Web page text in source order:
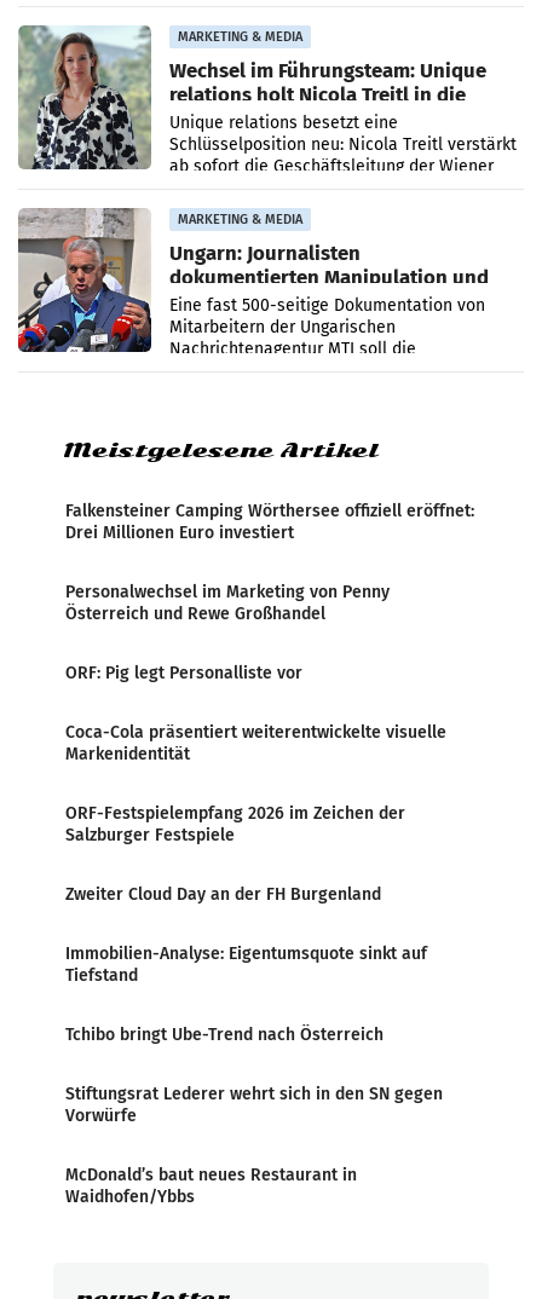
MARKETING & MEDIA
Wechsel im Führungsteam: Unique
relations holt Nicola Treitl in die
Geschäftsleitung
Unique relations besetzt eine
Schlüsselposition neu: Nicola Treitl verstärkt
ab sofort die Geschäftsleitung der Wiener
PR-Agentur an der Seite von Josef Kalina und
Anna Kalina-Mahr.
MARKETING & MEDIA
Ungarn: Journalisten
dokumentierten Manipulation und
Zensur
Eine fast 500-seitige Dokumentation von
Mitarbeitern der Ungarischen
Nachrichtenagentur MTI soll die
systematische Nachrichten-Manipulation und
Meistgelesene Artikel
Falkensteiner Camping Wörthersee offiziell eröffnet:
Drei Millionen Euro investiert
Personalwechsel im Marketing von Penny
Österreich und Rewe Großhandel
ORF: Pig legt Personalliste vor
Coca-Cola präsentiert weiterentwickelte visuelle
Markenidentität
ORF-Festspielempfang 2026 im Zeichen der
Salzburger Festspiele
Zweiter Cloud Day an der FH Burgenland
Immobilien-Analyse: Eigentumsquote sinkt auf
Tiefstand
Tchibo bringt Ube-Trend nach Österreich
Stiftungsrat Lederer wehrt sich in den SN gegen
Vorwürfe
McDonald’s baut neues Restaurant in
Waidhofen/Ybbs